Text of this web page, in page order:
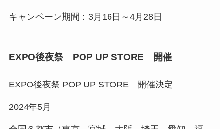
キャンペーン期間：3月16日～4月28日
EXPO後夜祭 POP UP STORE 開催
EXPO後夜祭 POP UP STORE 開催決定
2024年5月